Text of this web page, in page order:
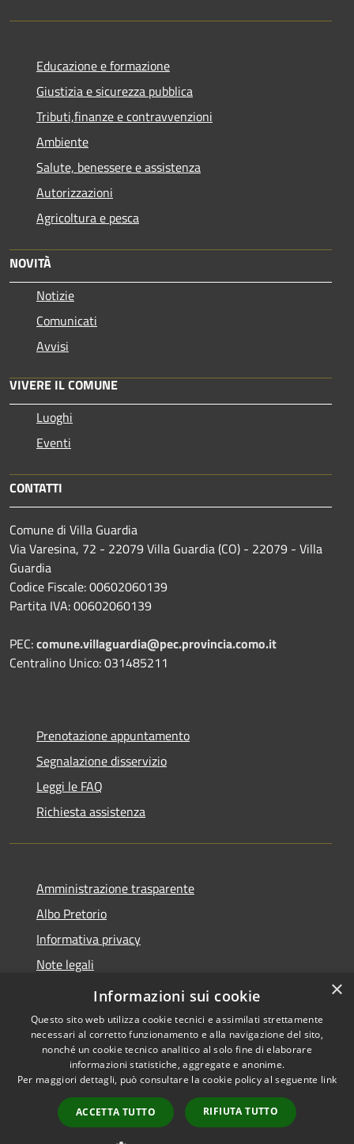
Educazione e formazione
Giustizia e sicurezza pubblica
Tributi,finanze e contravvenzioni
Ambiente
Salute, benessere e assistenza
Autorizzazioni
Agricoltura e pesca
NOVITÀ
Notizie
Comunicati
Avvisi
VIVERE IL COMUNE
Luoghi
Eventi
CONTATTI
Comune di Villa Guardia
Via Varesina, 72 - 22079 Villa Guardia (CO) - 22079 - Villa
Guardia
Codice Fiscale: 00602060139
Partita IVA: 00602060139
PEC:comune.villaguardia@pec.provincia.como.it
Centralino Unico: 031485211
Prenotazione appuntamento
Segnalazione disservizio
Leggi le FAQ
Richiesta assistenza
Amministrazione trasparente
Albo Pretorio
Informativa privacy
Note legali
Dichiarazione di accessibilità
Accessibilità
Copyright © 2026 • Comune di
Villa Guardia • Powered by
Municipium•
Accesso
redazione
×
Informazioni sui cookie
Questo sito web utilizza cookie tecnici e assimilati strettamente
necessari al corretto funzionamento e alla navigazione del sito,
nonché un cookie tecnico analitico al solo fine di elaborare
informazioni statistiche, aggregate e anonime.
Per maggiori dettagli, può consultare la cookie policy al seguente link
ACCETTA TUTTO RIFIUTA TUTTO